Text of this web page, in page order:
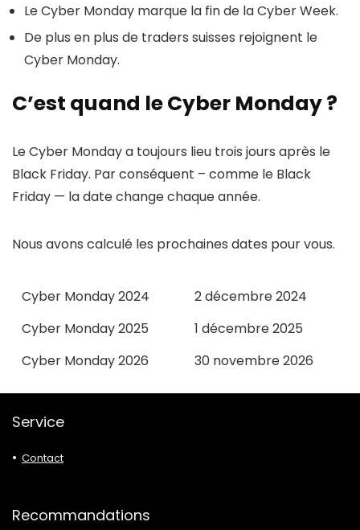
Le Cyber Monday marque la fin de la Cyber Week.
De plus en plus de traders suisses rejoignent le
Cyber Monday.
C’est quand le Cyber Monday ?
Le Cyber Monday a toujours lieu trois jours après le
Black Friday. Par conséquent – comme le Black
Friday — la date change chaque année.
Nous avons calculé les prochaines dates pour vous.
Cyber Monday 2024
2 décembre 2024
Cyber Monday 2025
1 décembre 2025
Cyber Monday 2026
30 novembre 2026
Service
Contact
Recommandations